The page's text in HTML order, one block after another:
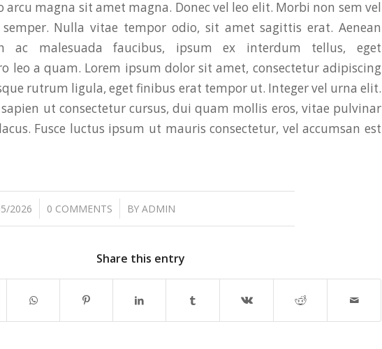
arcu magna sit amet magna. Donec vel leo elit. Morbi non sem vel
Nulla vitae tempor odio, sit amet sagittis erat. Aenean
ac malesuada faucibus, ipsum ex interdum tellus, eget
leo a quam. Lorem ipsum dolor sit amet, consectetur adipiscing
rutrum ligula, eget finibus erat tempor ut. Integer vel urna elit.
ut consectetur cursus, dui quam mollis eros, vitae pulvinar
Fusce luctus ipsum ut mauris consectetur, vel accumsan est
2026 0 COMMENTS
/ BY ADMIN
Share this entry